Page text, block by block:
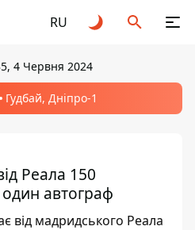
RU
4 Червня 2024
Гудбай, Дніпро-1
Реала 150
один автограф
від мадридського Реала